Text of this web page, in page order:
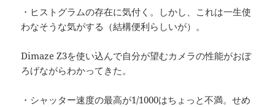
・ヒストグラムの存在に気付く。しかし、これは一生使
わなそうな気がする（結構便利らしいが）。
Dimaze Z3を使い込んで自分が望むカメラの性能がおぼ
ろげながらわかってきた。
・シャッター速度の最高が1/1000はちょっと不満。せめ